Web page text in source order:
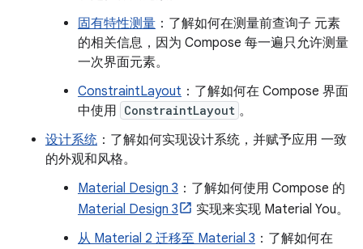
固有特性测量 ：了解如何在测量前查询子 元素
的相关信息，因为 Compose 每一遍只允许测量
一次界面元素。
ConstraintLayout ：了解如何在 Compose 界面
中使用 ConstraintLayout 。
设计系统 ：了解如何实现设计系统，并赋予应用 一致
的外观和风格。
Material Design 3 ：了解如何使用 Compose 的
Material Design 3
实现来实现 Material You。
从 Material 2 迁移至 Material 3 ：了解如何在